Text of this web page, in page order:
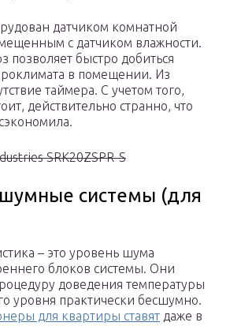
датчиком комнатной
с датчиком влажности.
позволяет быстро добиться
в помещении. Из
таймера. С учетом того,
действительно странно, что
SRK20ZSPR-S
системы (для
– это уровень шума
блоков системы. Они
доведения температуры
уровня практически бесшумно.
для квартиры ставят даже в